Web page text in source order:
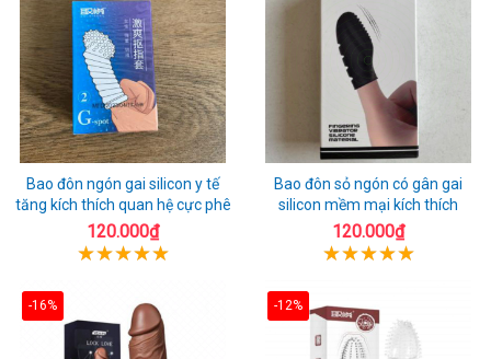
Bao đôn ngón gai silicon y tế
tăng kích thích quan hệ cực phê
120.000₫
Bao đôn sỏ ngón có gân gai
silicon mềm mại kích thích
120.000₫
-16% -12%